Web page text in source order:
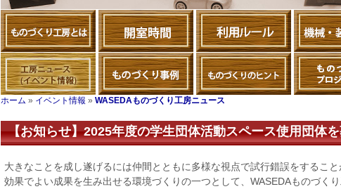
ホーム » イベント情報 » WASEDAものづくり工房ニュース
【お知らせ】2025年度の学生団体活動スペース使用団体
大きなことを成し遂げるには仲間とともに多様な視点で試行錯誤をするこ
効果でよい成果を生み出せる環境づくりの一つとして、WASEDAものづく